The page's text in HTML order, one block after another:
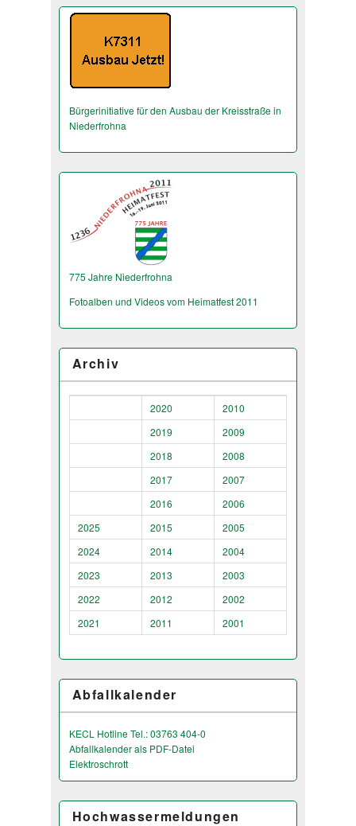
Bürgerinitiative für den Ausbau der Kreisstraße in
Niederfrohna
775 Jahre Niederfrohna
Fotoalben und Videos vom Heimatfest 2011
Archiv
2020
2010
2019
2009
2018
2008
2017
2007
2016
2006
2025
2015
2005
2024
2014
2004
2023
2013
2003
2022
2012
2002
2021
2011 2001
Abfallkalender
KECL Hotline Tel.: 03763 404-0
Abfallkalender als PDF-Datei
Elektroschrott
Hochwassermeldungen